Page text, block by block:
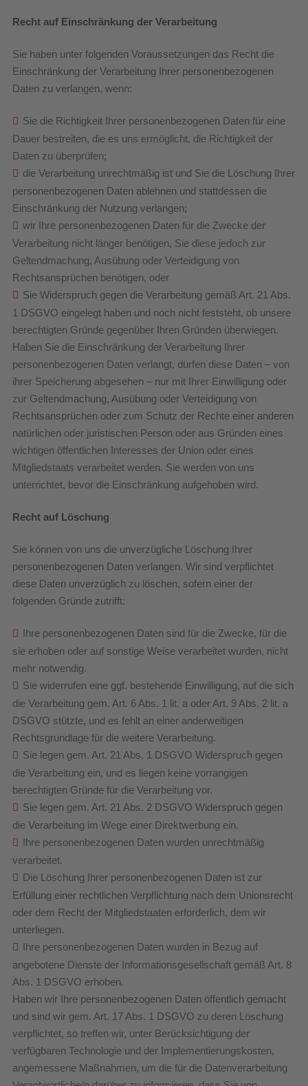
Recht auf Einschränkung der Verarbeitung
Sie haben unter folgenden Voraussetzungen das Recht die
Einschränkung der Verarbeitung Ihrer personenbezogenen
Daten zu verlangen, wenn:
Sie die Richtigkeit Ihrer personenbezogenen Daten für eine
Dauer bestreiten, die es uns ermöglicht, die Richtigkeit der
Daten zu überprüfen;
die Verarbeitung unrechtmäßig ist und Sie die Löschung Ihrer
personenbezogenen Daten ablehnen und stattdessen die
Einschränkung der Nutzung verlangen;
wir Ihre personenbezogenen Daten für die Zwecke der
Verarbeitung nicht länger benötigen, Sie diese jedoch zur
Geltendmachung, Ausübung oder Verteidigung von
Rechtsansprüchen benötigen, oder
Sie Widerspruch gegen die Verarbeitung gemäß Art. 21 Abs.
1 DSGVO eingelegt haben und noch nicht feststeht, ob unsere
berechtigten Gründe gegenüber Ihren Gründen überwiegen.
Haben Sie die Einschränkung der Verarbeitung Ihrer
personenbezogenen Daten verlangt, dürfen diese Daten – von
ihrer Speicherung abgesehen – nur mit Ihrer Einwilligung oder
zur Geltendmachung, Ausübung oder Verteidigung von
Rechtsansprüchen oder zum Schutz der Rechte einer anderen
natürlichen oder juristischen Person oder aus Gründen eines
wichtigen öffentlichen Interesses der Union oder eines
Mitgliedstaats verarbeitet werden. Sie werden von uns
unterrichtet, bevor die Einschränkung aufgehoben wird.
Recht auf Löschung
Sie können von uns die unverzügliche Löschung Ihrer
personenbezogenen Daten verlangen. Wir sind verpflichtet
diese Daten unverzüglich zu löschen, sofern einer der
folgenden Gründe zutrifft:
Ihre personenbezogenen Daten sind für die Zwecke, für die
sie erhoben oder auf sonstige Weise verarbeitet wurden, nicht
mehr notwendig.
Sie widerrufen eine ggf. bestehende Einwilligung, auf die sich
die Verarbeitung gem. Art. 6 Abs. 1 lit. a oder Art. 9 Abs. 2 lit. a
DSGVO stützte, und es fehlt an einer anderweitigen
Rechtsgrundlage für die weitere Verarbeitung.
Sie legen gem. Art. 21 Abs. 1 DSGVO Widerspruch gegen
die Verarbeitung ein, und es liegen keine vorrangigen
berechtigten Gründe für die Verarbeitung vor.
Sie legen gem. Art. 21 Abs. 2 DSGVO Widerspruch gegen
die Verarbeitung im Wege einer Direktwerbung ein.
Ihre personenbezogenen Daten wurden unrechtmäßig
verarbeitet.
Die Löschung Ihrer personenbezogenen Daten ist zur
Erfüllung einer rechtlichen Verpflichtung nach dem Unionsrecht
oder dem Recht der Mitgliedstaaten erforderlich, dem wir
unterliegen.
Ihre personenbezogenen Daten wurden in Bezug auf
angebotene Dienste der Informationsgesellschaft gemäß Art. 8
Abs. 1 DSGVO erhoben.
Haben wir Ihre personenbezogenen Daten öffentlich gemacht
und sind wir gem. Art. 17 Abs. 1 DSGVO zu deren Löschung
verpflichtet, so treffen wir, unter Berücksichtigung der
verfügbaren Technologie und der Implementierungskosten,
angemessene Maßnahmen, um die für die Datenverarbeitung